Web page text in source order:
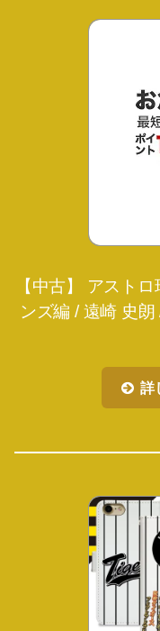
【中古】 アスト
ンズ編 / 遠崎 史
詳